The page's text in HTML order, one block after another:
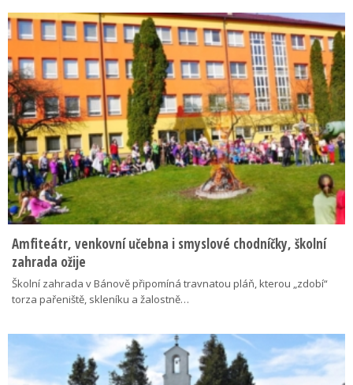
Amfiteátr, venkovní učebna i smyslové chodníčky, školní
zahrada ožije
Školní zahrada v Bánově připomíná travnatou pláň, kterou „zdobí“
torza pařeniště, skleníku a žalostně…